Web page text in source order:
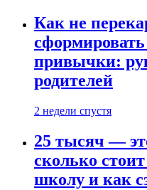
Как не
сформировать
привычки:
родителей
2 недели спустя
25 тысяч —
сколько
школу и как